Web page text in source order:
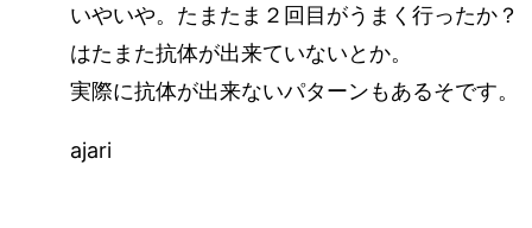
いやいや。たまたま２回目がうまく行ったか？
はたまた抗体が出来ていないとか。
実際に抗体が出来ないパターンもあるそです。
ajari